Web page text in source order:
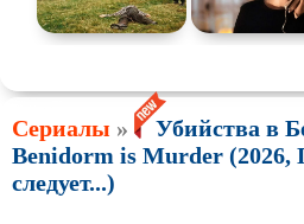
Сериалы »
Убийства в
Benidorm is Murder (2026,
следует...)